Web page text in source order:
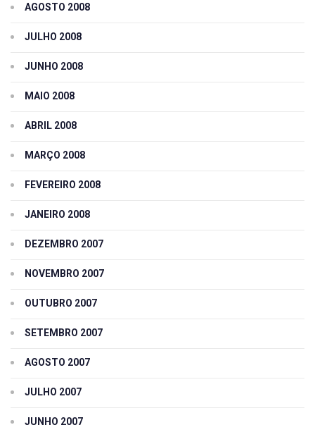
AGOSTO 2008
JULHO 2008
JUNHO 2008
MAIO 2008
ABRIL 2008
MARÇO 2008
FEVEREIRO 2008
JANEIRO 2008
DEZEMBRO 2007
NOVEMBRO 2007
OUTUBRO 2007
SETEMBRO 2007
AGOSTO 2007
JULHO 2007
JUNHO 2007